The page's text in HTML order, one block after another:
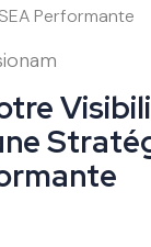
Performante